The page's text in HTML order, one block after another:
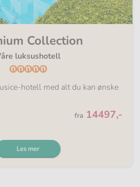
Collection
luksushotell
hotell med alt du kan ønske
Fra
fra 14497,-
Les mer